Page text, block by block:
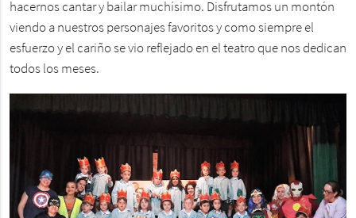
hacernos cantar y bailar muchísimo. Disfrutamos un montón
viendo a nuestros personajes favoritos y como siempre el
esfuerzo y el cariño se vio reflejado en el teatro que nos dedican
todos los meses.